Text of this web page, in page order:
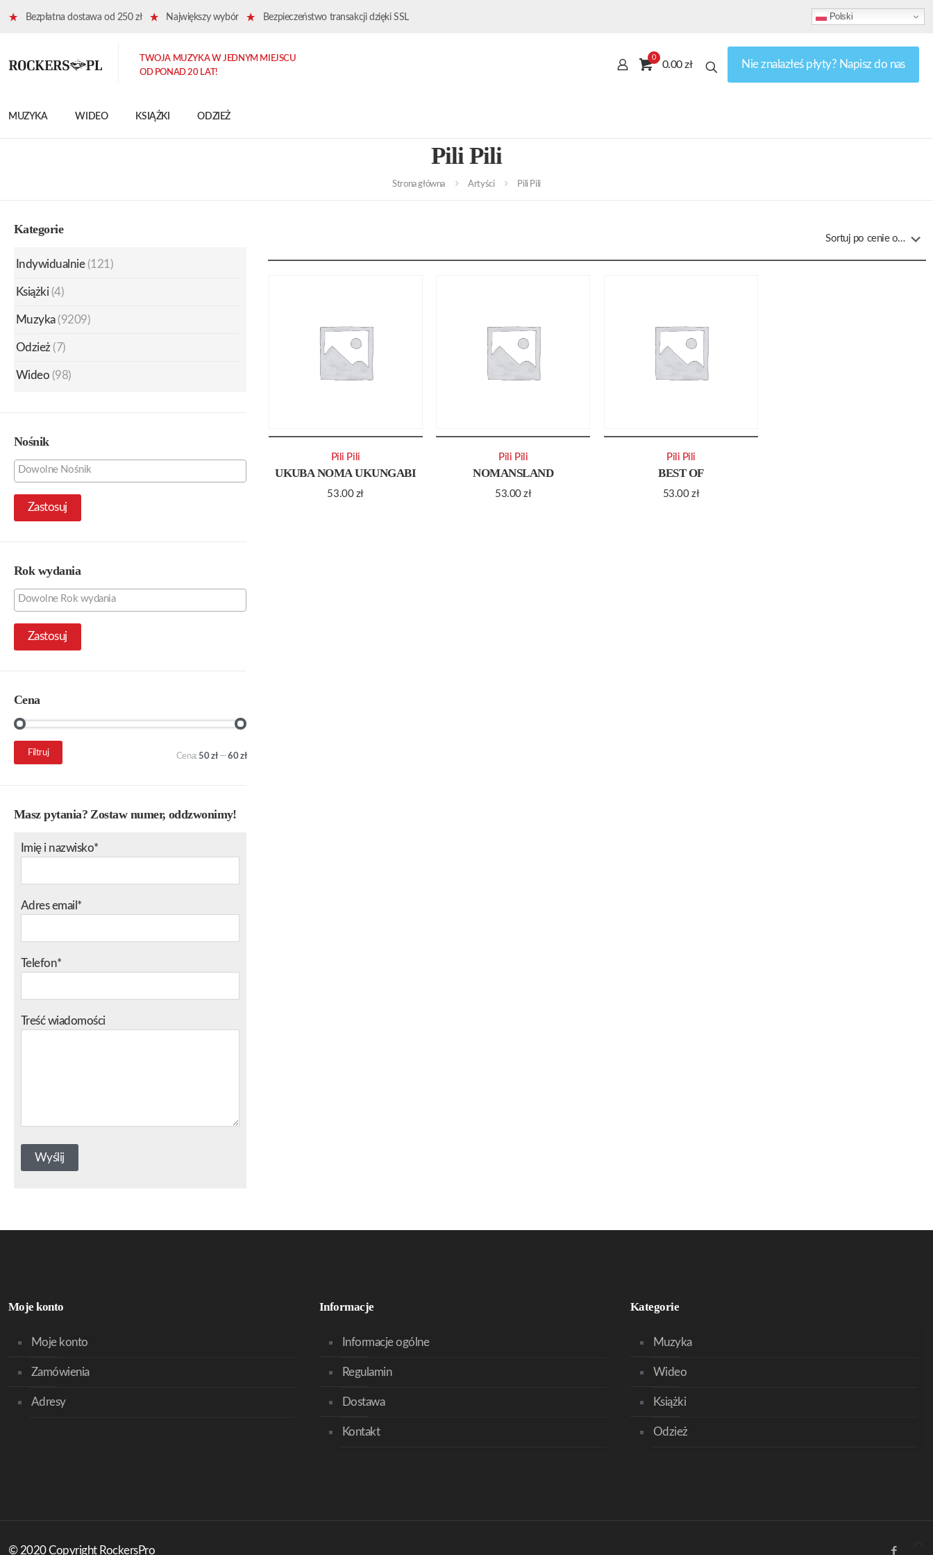
Bezpłatna dostawa od 250 zł Największy wybór Bezpieczeństwo transakcji dzięki SSL Polski
MUZYKA WIDEO KSIĄŻKI ODZIEŻ
TWOJA MUZYKA W JEDNYM MIEJSCU
OD PONAD 20 LAT!
0
0.00 zł Nie znalazłeś płyty? Napisz do nas
Pili Pili
Strona główna Artyści Pili Pili
UKUBA NOMA UKUNGABI
53.00 zł
Pili Pili
NOMANSLAND
53.00zł
Pili Pili
BEST OF
53.00zł
Pili Pili
Kategorie
Indywidualnie (121)
Książki (4)
Muzyka (9209)
Odzież (7)
Wideo (98)
Nośnik
Zastosuj
Rok wydania
Zastosuj
Cena
Cena
min.
Cena
maks.
Filtruj Cena:50 zł—60 zł
Masz pytania? Zostaw numer, oddzwonimy!
Imię i nazwisko*
Adres email*
Telefon*
Treść wiadomości
Moje konto
Moje konto
Zamówienia
Adresy
Informacje
Informacje ogólne
Regulamin
Dostawa
Kontakt
Kategorie
Muzyka
Wideo
Książki
Odzież
© 2020 Copyright RockersPro